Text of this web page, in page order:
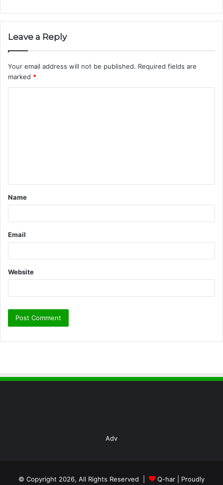
Leave a Reply
Your email address will not be published. Required fields are
marked *
t
*
Name
Email
Website
Adv
© Copyright 2026, All Rights Reserved | Q-har | Proudly